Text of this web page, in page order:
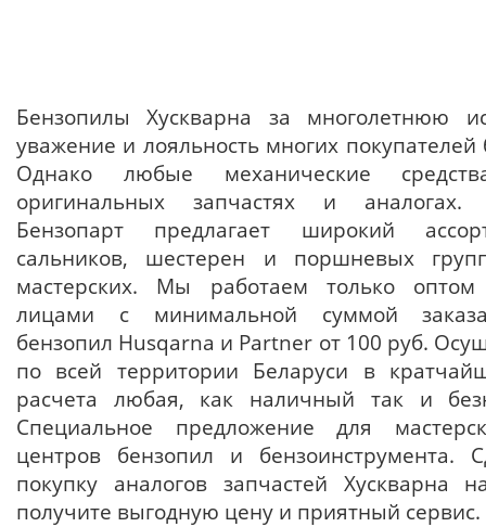
Бензопилы Хускварна за многолетнюю
уважение и лояльность многих покупателей
Однако любые механические
оригинальных запчастях и аналогах.
Бензопарт предлагает широкий
сальников, шестерен и поршневых
мастерских. Мы работаем только
лицами с минимальной суммой
бензопил Husqarna и Partner от 100 руб.
по всей территории Беларуси в
расчета любая, как наличный так и
Специальное предложение для
центров бензопил и бензоинструмента.
покупку аналогов запчастей
получите выгодную цену и приятный сервис.